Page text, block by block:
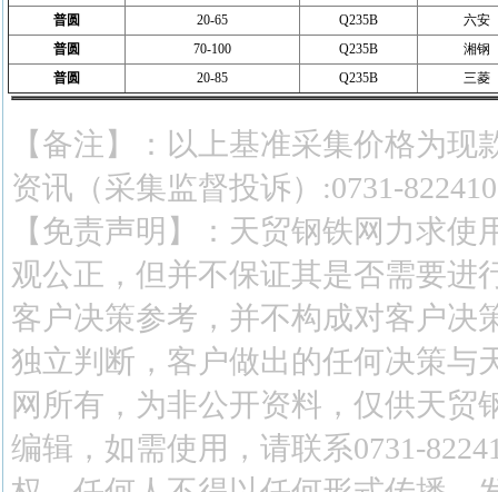
普圆
20-65 Q235B
六安
普圆
70-100 Q235B
湘钢
普圆
20-85 Q235B 三菱
【备注】：以上基准采集价格为
资讯（采集监督投诉）:0731-
【免责声明】：天贸钢铁网力求
观公正，但并不保证其是否需要进
客户决策参考，并不构成对客户决
独立判断，客户做出的任何决策与
网所有，为非公开资料，仅供天贸
编辑，如需使用，请联系0731-